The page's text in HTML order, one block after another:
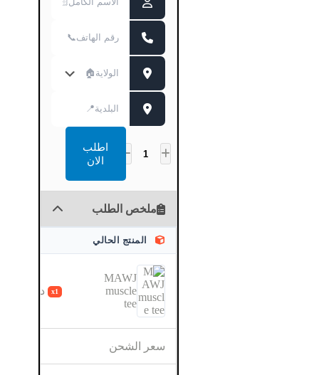
اطلب
الان
ملخص الطلب
المنتج الحالي
MAWJ
muscle
tee
x1 د.ج
سعر الشحن